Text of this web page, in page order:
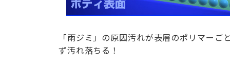
「雨ジミ」の原因汚れが表層のポリマーご
ず汚れ落ちる！